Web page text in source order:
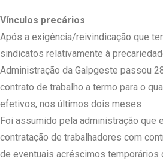
Vínculos precários
Após a exigência/reivindicação que
sindicatos relativamente à
Administração da Galpgeste passou
contrato de trabalho a termo para o
efetivos, nos últimos dois meses
Foi assumido pela administração que
contratação de trabalhadores com
de eventuais acréscimos temporários